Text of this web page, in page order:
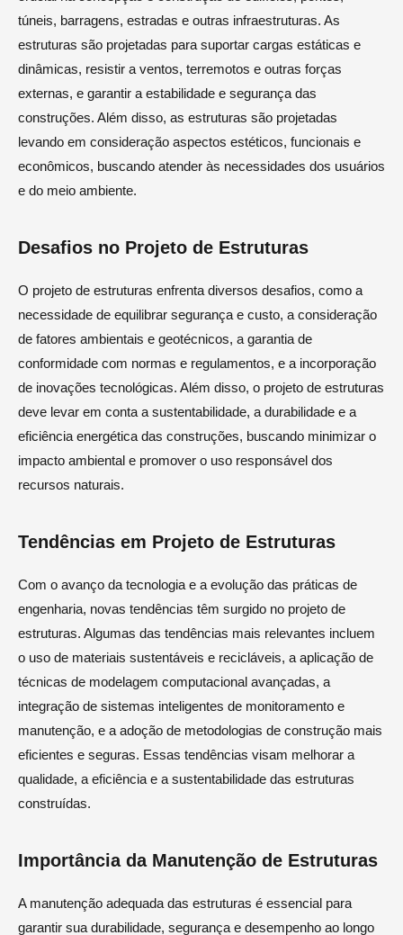
túneis, barragens, estradas e outras infraestruturas. As
estruturas são projetadas para suportar cargas estáticas e
dinâmicas, resistir a ventos, terremotos e outras forças
externas, e garantir a estabilidade e segurança das
construções. Além disso, as estruturas são projetadas
levando em consideração aspectos estéticos, funcionais e
econômicos, buscando atender às necessidades dos usuários
e do meio ambiente.
Desafios no Projeto de Estruturas
O projeto de estruturas enfrenta diversos desafios, como a
necessidade de equilibrar segurança e custo, a consideração
de fatores ambientais e geotécnicos, a garantia de
conformidade com normas e regulamentos, e a incorporação
de inovações tecnológicas. Além disso, o projeto de estruturas
deve levar em conta a sustentabilidade, a durabilidade e a
eficiência energética das construções, buscando minimizar o
impacto ambiental e promover o uso responsável dos
recursos naturais.
Tendências em Projeto de Estruturas
Com o avanço da tecnologia e a evolução das práticas de
engenharia, novas tendências têm surgido no projeto de
estruturas. Algumas das tendências mais relevantes incluem
o uso de materiais sustentáveis e recicláveis, a aplicação de
técnicas de modelagem computacional avançadas, a
integração de sistemas inteligentes de monitoramento e
manutenção, e a adoção de metodologias de construção mais
eficientes e seguras. Essas tendências visam melhorar a
qualidade, a eficiência e a sustentabilidade das estruturas
construídas.
Importância da Manutenção de Estruturas
A manutenção adequada das estruturas é essencial para
garantir sua durabilidade, segurança e desempenho ao longo